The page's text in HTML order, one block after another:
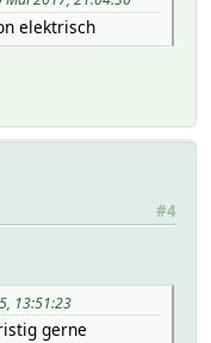
elektrisch
#4
13:51:23
gerne